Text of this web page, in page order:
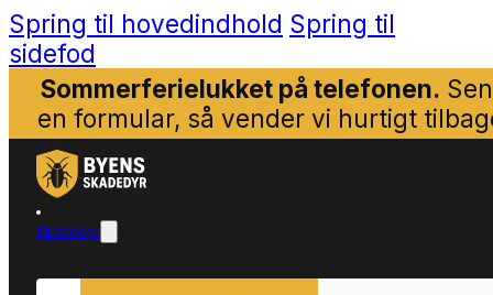
Spring til hovedindhold Spring til
sidefod
Sommerferielukket på telefonen.
en formular, så vender vi hurtigt
Skadedyr